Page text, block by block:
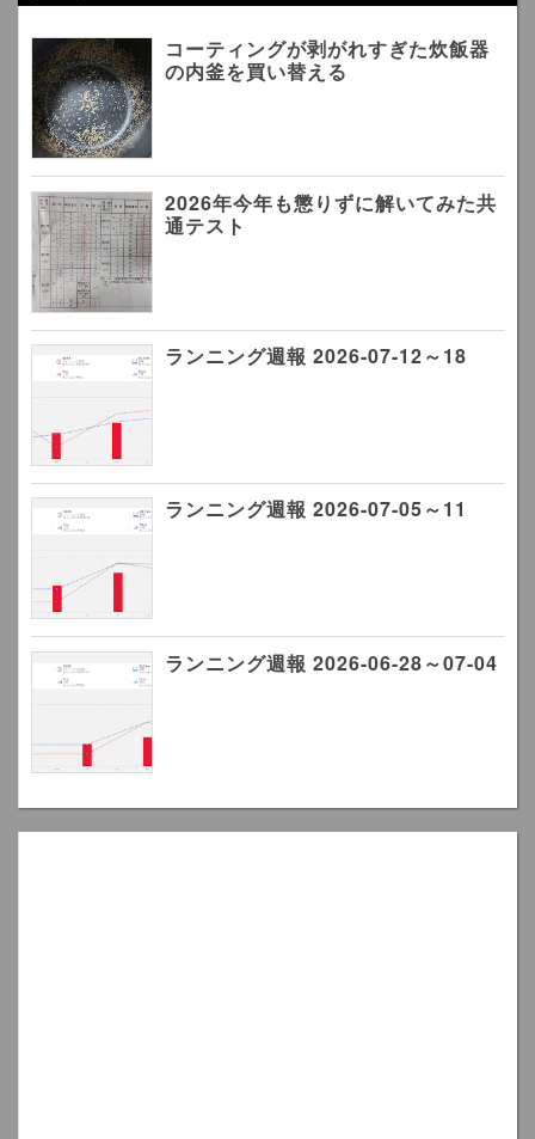
コーティングが剥がれすぎた炊飯器
の内釜を買い替える
2026年今年も懲りずに解いてみた共
通テスト
ランニング週報 2026-07-12～18
ランニング週報 2026-07-05～11
ランニング週報 2026-06-28～07-04